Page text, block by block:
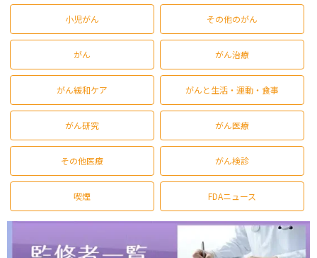
小児がん その他のがん
がん がん治療
がん緩和ケア がんと生活・運動・食事
がん研究 がん医療
その他医療 がん検診
喫煙 FDAニュース